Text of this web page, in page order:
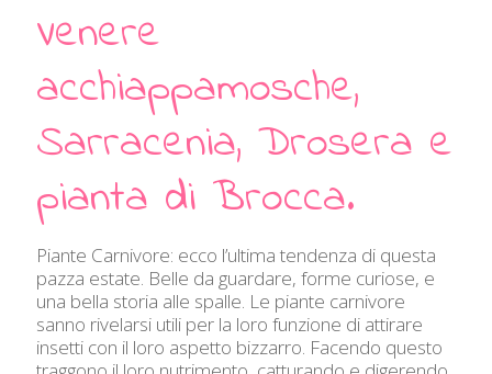
Venere
acchiappamosche,
Sarracenia, Drosera e
pianta di Brocca.
Piante Carnivore: ecco l’ultima tendenza di questa
pazza estate. Belle da guardare, forme curiose, e
una bella storia alle spalle. Le piante carnivore
sanno rivelarsi utili per la loro funzione di attirare
insetti con il loro aspetto bizzarro. Facendo questo